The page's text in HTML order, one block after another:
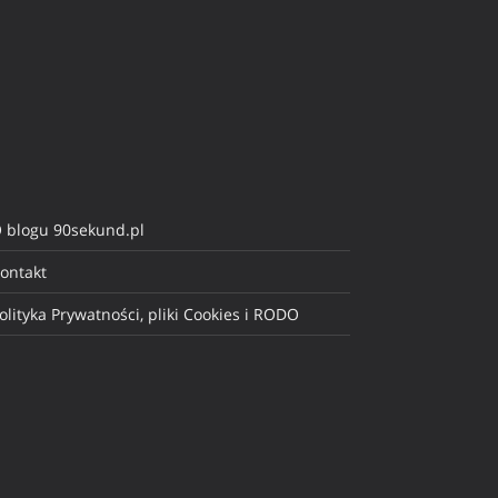
blogu 90sekund.pl
Prywatności, pliki Cookies i RODO